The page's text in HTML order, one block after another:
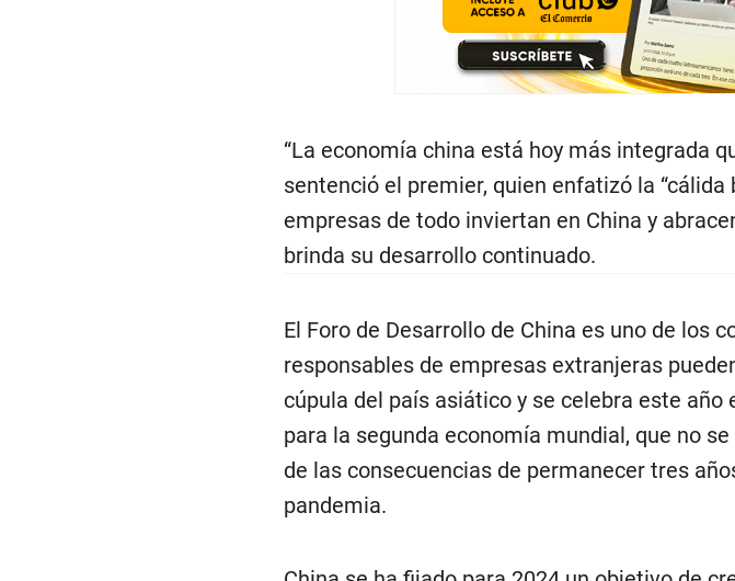
“La economía china está hoy más integrada
sentenció el premier, quien enfatizó la “cálida
empresas de todo inviertan en China y
brinda su desarrollo continuado.
El Foro de Desarrollo de China es uno de los
responsables de empresas extranjeras
cúpula del país asiático y se celebra este
para la segunda economía mundial, que no
de las consecuencias de permanecer tres
pandemia.